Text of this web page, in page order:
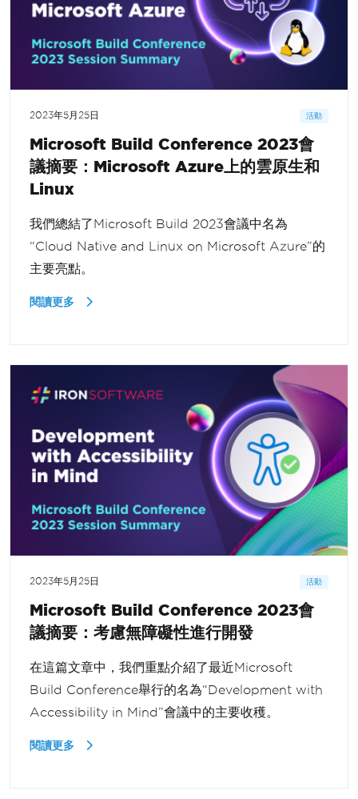
2023年5月25日 活動
Microsoft Build Conference 2023會
議摘要：Microsoft Azure上的雲原生和
Linux
我們總結了Microsoft Build 2023會議中名為
“Cloud Native and Linux on Microsoft Azure”的
主要亮點。
閱讀更多
2023年5月25日 活動
Microsoft Build Conference 2023會
議摘要：考慮無障礙性進行開發
在這篇文章中，我們重點介紹了最近Microsoft
Build Conference舉行的名為“Development with
Accessibility in Mind”會議中的主要收穫。
閱讀更多